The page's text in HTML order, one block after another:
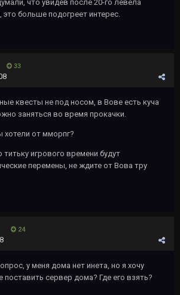
что увидев после 20-го левела
больше подогреет интерес.
33
квесты не под носом, в Вове есть куча
заняться во время прокачки.
хотели от мморпг?
игрового времени будут
перемены, не ждите от Вова тру
24
у меня дома нет инета, но я хочу
поставить сервер дома? Где его взять?